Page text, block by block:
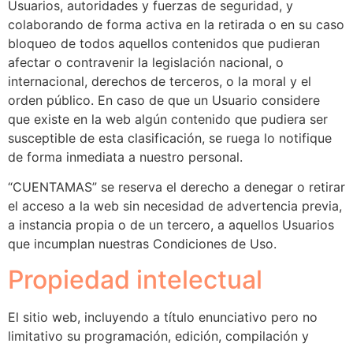
Usuarios, autoridades y fuerzas de seguridad, y
colaborando de forma activa en la retirada o en su caso
bloqueo de todos aquellos contenidos que pudieran
afectar o contravenir la legislación nacional, o
internacional, derechos de terceros, o la moral y el
orden público. En caso de que un Usuario considere
que existe en la web algún contenido que pudiera ser
susceptible de esta clasificación, se ruega lo notifique
de forma inmediata a nuestro personal.
“CUENTAMAS” se reserva el derecho a denegar o retirar
el acceso a la web sin necesidad de advertencia previa,
a instancia propia o de un tercero, a aquellos Usuarios
que incumplan nuestras Condiciones de Uso.
Propiedad intelectual
El sitio web, incluyendo a título enunciativo pero no
limitativo su programación, edición, compilación y